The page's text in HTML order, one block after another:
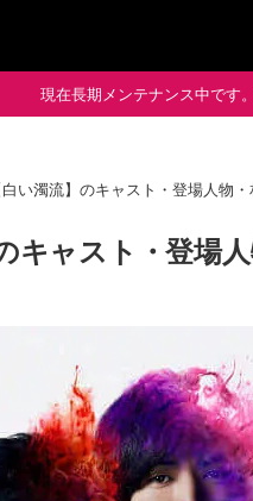
現在長期メンテナンス中です
白い濁流】のキャスト・登場人物
キャスト・登場